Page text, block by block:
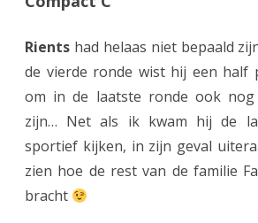
Rients had helaas niet bepaald
de vierde ronde wist hij een half
om in de laatste ronde ook
zijn… Net als ik kwam hij de
sportief kijken, in zijn geval
zien hoe de rest van de familie
bracht